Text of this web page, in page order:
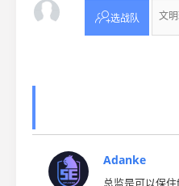
选战队
Adanke
总监是可以保